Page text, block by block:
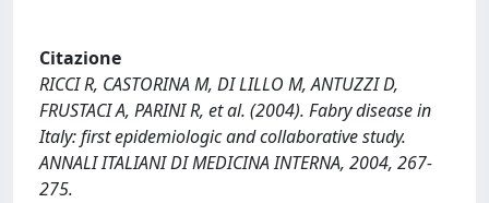
Citazione
RICCI R, CASTORINA M, DI LILLO M, ANTUZZI D,
FRUSTACI A, PARINI R, et al. (2004). Fabry disease in
Italy: first epidemiologic and collaborative study.
ANNALI ITALIANI DI MEDICINA INTERNA, 2004, 267-
275.